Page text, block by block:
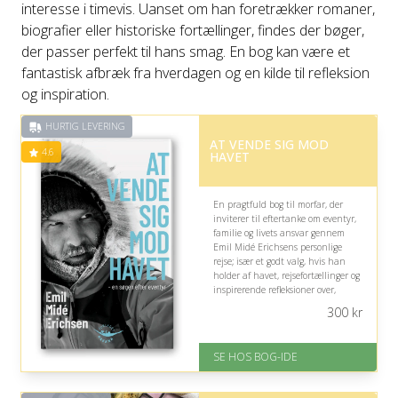
interesse i timevis. Uanset om han foretrækker romaner,
biografier eller historiske fortællinger, findes der bøger,
der passer perfekt til hans smag. En bog kan være et
fantastisk afbræk fra hverdagen og en kilde til refleksion
og inspiration.
HURTIG LEVERING
4.6 AT VENDE SIG MOD
HAVET
En pragtfuld bog til morfar, der
inviterer til eftertanke om eventyr,
familie og livets ansvar gennem
Emil Midé Erichsens personlige
rejse; især et godt valg, hvis han
holder af havet, rejsefortællinger og
inspirerende refleksioner over,
nysgerrigheden gennem livet.
På lager
Levering: 1-3 hverdage -
Gratis fragt
300kr
SE HOS BOG-IDE